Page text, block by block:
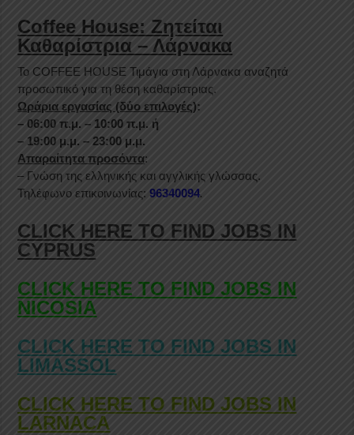
Coffee House: Ζητείται
Καθαρίστρια – Λάρνακα
Το COFFEE HOUSE Τιμάγια στη Λάρνακα αναζητά
προσωπικό για τη θέση καθαρίστριας.
Ωράρια εργασίας (δύο επιλογές):
– 06:00 π.μ. – 10:00 π.μ. ή
– 19:00 μ.μ. – 23:00 μ.μ.
Απαραίτητα προσόντα:
– Γνώση της ελληνικής και αγγλικής γλώσσας.
Τηλέφωνο επικοινωνίας:96340094.
CLICK HERE TO FIND JOBS IN
CYPRUS
CLICK HERE TO FIND JOBS IN
NICOSIA
CLICK HERE TO FIND JOBS IN
LIMASSOL
CLICK HERE TO FIND JOBS IN
LARNACA